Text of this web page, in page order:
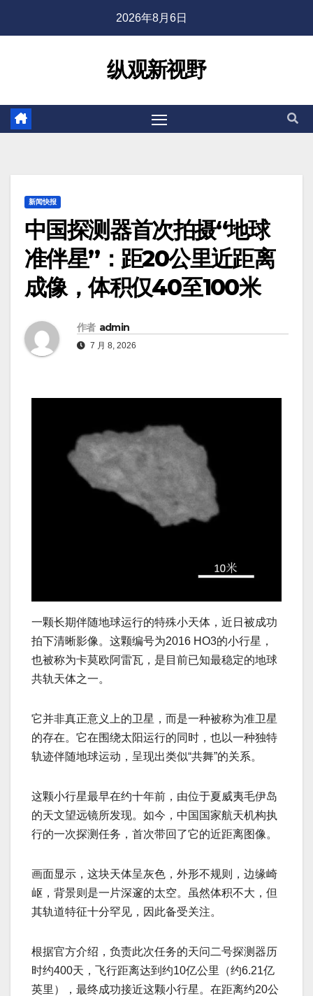
2026年8月6日
纵观新视野
新闻快报
中国探测器首次拍摄“地球
准伴星”：距20公里近距离
成像，体积仅40至100米
作者 admin
7 月 8, 2026
一颗长期伴随地球运行的特殊小天体，近日被成功
拍下清晰影像。这颗编号为2016 HO3的小行星，
也被称为卡莫欧阿雷瓦，是目前已知最稳定的地球
共轨天体之一。
它并非真正意义上的卫星，而是一种被称为准卫星
的存在。它在围绕太阳运行的同时，也以一种独特
轨迹伴随地球运动，呈现出类似“共舞”的关系。
这颗小行星最早在约十年前，由位于夏威夷毛伊岛
的天文望远镜所发现。如今，中国国家航天机构执
行的一次探测任务，首次带回了它的近距离图像。
画面显示，这块天体呈灰色，外形不规则，边缘崎
岖，背景则是一片深邃的太空。虽然体积不大，但
其轨道特征十分罕见，因此备受关注。
根据官方介绍，负责此次任务的天问二号探测器历
时约400天，飞行距离达到约10亿公里（约6.21亿
英里），最终成功接近这颗小行星。在距离约20公